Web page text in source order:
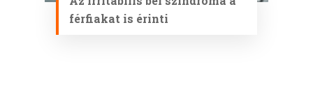
férfiakat is érinti